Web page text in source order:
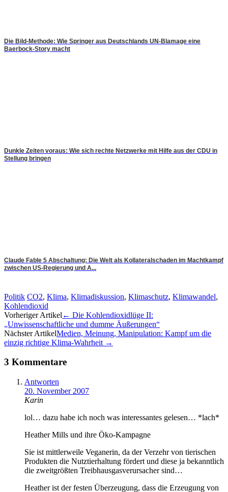
Die Bild-Methode: Wie Springer aus Deutschlands UN-Blamage eine
Baerbock-Story macht
Dunkle Zeiten voraus: Wie sich rechte Netzwerke mit Hilfe aus der CDU in
Stellung bringen
Claude Fable 5 Abschaltung: Die Welt als Kollateralschaden im Machtkampf
zwischen US-Regierung und A...
Politik CO2, Klima, Klimadiskussion, Klimaschutz, Klimawandel,
Kohlendioxid
Artikel-
Navigation
Vorheriger Artikel ← Die Kohlendioxidlüge II:
„Unwissenschaftliche und dumme Äußerungen“
Nächster ArtikelMedien, Meinung, Manipulation: Kampf um die
einzig richtige Klima-Wahrheit →
3 Kommentare
Antworten
20. November 2007
Karin
lol… dazu habe ich noch was interessantes gelesen… *lach*
Heather Mills und ihre Öko-Kampagne
Sie ist mittlerweile Veganerin, da der Verzehr von tierischen
Produkten die Nutztierhaltung fördert und diese ja bekanntlich
die zweitgrößten Treibhausgasverursacher sind…
Heather ist der festen Überzeugung, dass die Erzeugung von